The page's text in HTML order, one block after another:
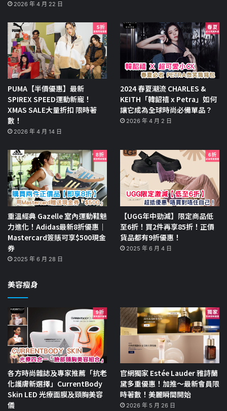
2026 年 4 月 22 日
PUMA【半價優惠】最新
SPIREX SPEED運動新寵！
XMAS SALE大量折扣 限時著
數！
2026 年 4 月 14 日
2024 春夏潮流 CHARLES &
KEITH「韓韶禧 x Petra」如何
讓它成為全球時尚必備單品？
2026 年 4 月 2 日
重溫經典 Gazelle 室內運動鞋魅
力進化！Adidas最新8折優惠｜
Mastercard簽賬可享$500現金
券
2025 年 6 月 28 日
【UGG年中勁減】限定商品低
至6折！買2件再享85折！正價
貨品都有9折優惠！
2025 年 6 月 4 日
美容瘦身
各方時尚雜誌及專家推薦「抗老
化護膚新選擇」CurrentBody
Skin LED 光療面膜及頸胸美容
儀
官網獨家 Estée Lauder 雅詩蘭
黛多重優惠！加推～最新會員限
時著數！美麗瞬間開始
2026 年 5 月 26 日